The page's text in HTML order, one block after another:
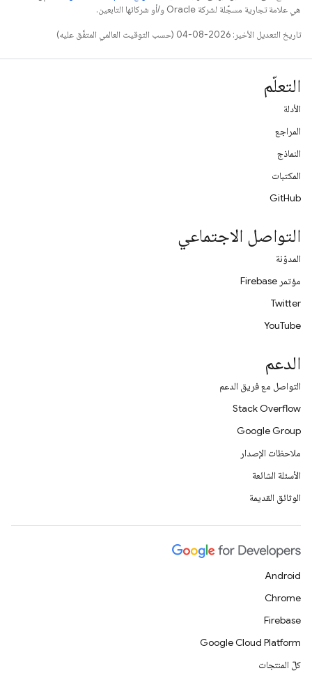
هي علامة تجارية مسجَّلة لشركة Oracle و/أو شركائها التابعين.
تاريخ التعديل الأخير: 2026-08-04 (حسب التوقيت العالمي المتفَّق عليه)
التعلّم
الأدلة
المراجع
النماذج
المكتبات
GitHub
التواصل الاجتماعي
المدوّنة
مؤتمر Firebase
Twitter
YouTube
الدعم
التواصل مع فريق الدعم
Stack Overflow
Google Group
ملاحظات الإصدار
الأسئلة الشائعة
الوثائق القديمة
Android
Chrome
Firebase
Google Cloud Platform
كلّ المنتجات